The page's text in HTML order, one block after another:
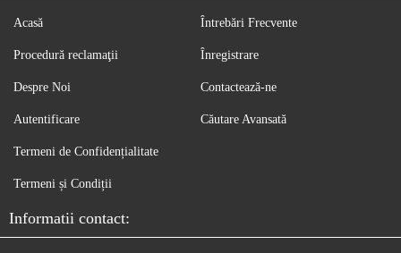
Acasă
Procedură reclamaţii
Despre Noi
Autentificare
Întrebări Frecvente
Înregistrare
Contactează-ne
Căutare Avansată
Termeni de Confidențialitate
Termeni și Condiții
Informatii contact: